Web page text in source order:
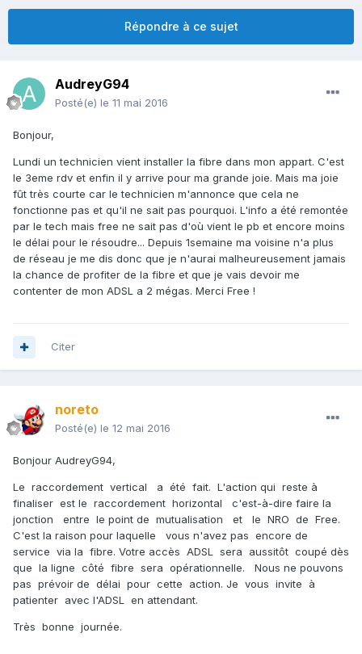
Répondre à ce sujet
AudreyG94
Posté(e) le 11 mai 2016
Bonjour,
Lundi un technicien vient installer la fibre dans mon appart. C'est
le 3eme rdv et enfin il y arrive pour ma grande joie. Mais ma joie
fût très courte car le technicien m'annonce que cela ne
fonctionne pas et qu'il ne sait pas pourquoi. L'info a été remontée
par le tech mais free ne sait pas d'où vient le pb et encore moins
le délai pour le résoudre... Depuis 1semaine ma voisine n'a plus
de réseau je me dis donc que je n'aurai malheureusement jamais
la chance de profiter de la fibre et que je vais devoir me
contenter de mon ADSL a 2 mégas. Merci Free !
Citer
noreto
Posté(e) le 12 mai 2016
Bonjour AudreyG94,
Le raccordement vertical a été fait. L'action qui reste à
finaliser est le raccordement horizontal c'est-à-dire faire la
jonction entre le point de mutualisation et le NRO de Free.
C'est la raison pour laquelle vous n'avez pas encore de
service via la fibre. Votre accès ADSL sera aussitôt coupé dès
que la ligne côté fibre sera opérationnelle. Nous ne pouvons
pas prévoir de délai pour cette action. Je vous invite à
patienter avec l'ADSL en attendant.
Très bonne journée.